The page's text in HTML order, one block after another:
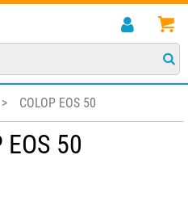
> COLOP EOS 50
EOS 50